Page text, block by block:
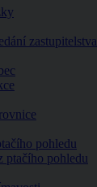
zastupitelstva
pohledu
ptačího pohledu